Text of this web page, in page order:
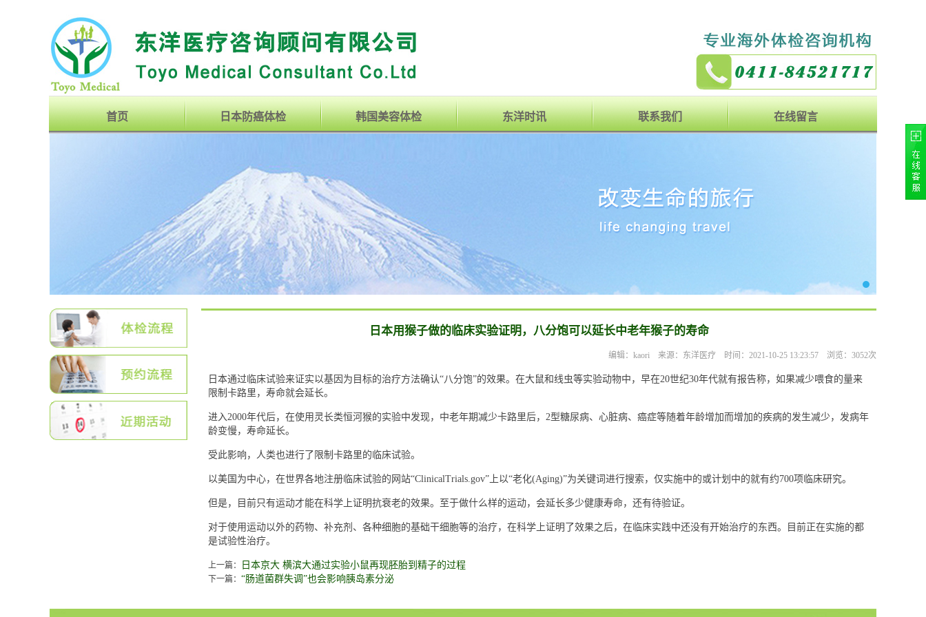
首页 日本防癌体检 韩国美容体检 东洋时讯 联系我们 在线留言
日本用猴子做的临床实验证明，八分饱可以延长中老年猴子的寿命
编辑：kaori 来源：东洋医疗 时间：2021-10-25 13:23:57 浏览：3052次
日本通过临床试验来证实以基因为目标的治疗方法确认“八分饱”的效果。在大鼠和线虫等实验动物中，早在20世纪30年代就有报告称，如果减少喂食的量来
限制卡路里，寿命就会延长。
进入2000年代后，在使用灵长类恒河猴的实验中发现，中老年期减少卡路里后，2型糖尿病、心脏病、癌症等随着年龄增加而增加的疾病的发生减少，发病年
龄变慢，寿命延长。
受此影响，人类也进行了限制卡路里的临床试验。
以美国为中心，在世界各地注册临床试验的网站“ClinicalTrials.gov”上以“老化(Aging)”为关键词进行搜索，仅实施中的或计划中的就有约700项临床研究。
但是，目前只有运动才能在科学上证明抗衰老的效果。至于做什么样的运动，会延长多少健康寿命，还有待验证。
对于使用运动以外的药物、补充剂、各种细胞的基础干细胞等的治疗，在科学上证明了效果之后，在临床实践中还没有开始治疗的东西。目前正在实施的都
是试验性治疗。
上一篇： 日本京大 横滨大通过实验小鼠再现胚胎到精子的过程
下一篇： “肠道菌群失调”也会影响胰岛素分泌